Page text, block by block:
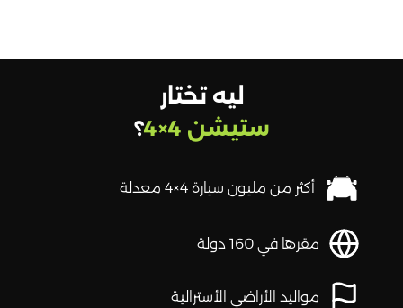
ليه تختار
ستيشن 4×4
؟
أكثر من مليون سيارة 4×4 معدلة
مقرها في 160 دولة
مواليد الأراضي الأسترالية